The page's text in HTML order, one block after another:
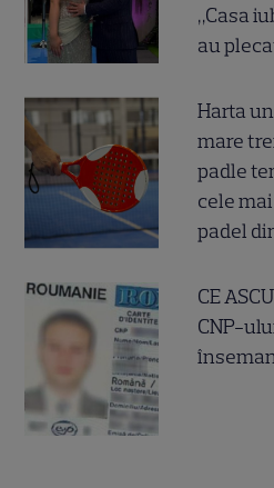
„Casa
au
Harta
mare
padle
cele
padel
CE
CNP-